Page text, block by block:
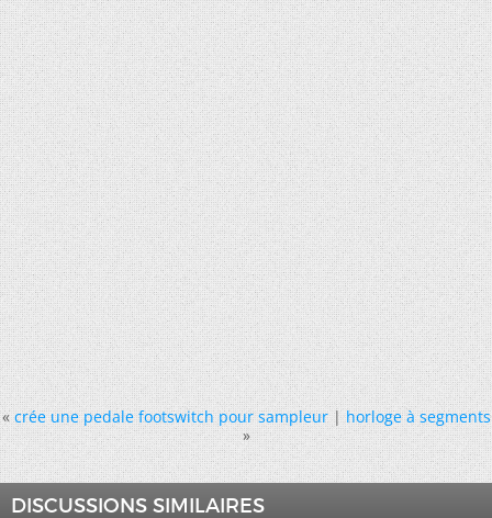
« crée une pedale footswitch pour sampleur|horloge à segments
»
DISCUSSIONS SIMILAIRES